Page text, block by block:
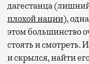
дагестанца
плохой нации),
этом большинство
стоять и смотреть.
и скрылся, найти